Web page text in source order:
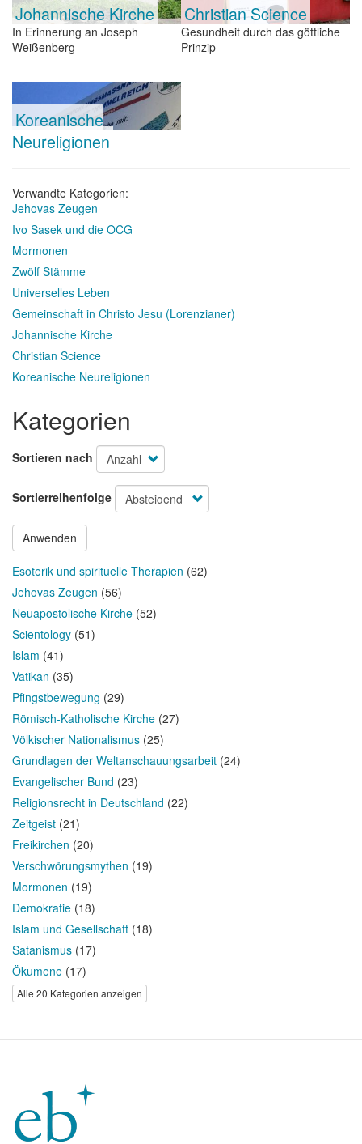
Johannische Kirche
In Erinnerung an Joseph
Weißenberg
Christian Science
Gesundheit durch das göttliche
Prinzip
Koreanische
Neureligionen
Verwandte Kategorien:
Jehovas Zeugen
Ivo Sasek und die OCG
Mormonen
Zwölf Stämme
Universelles Leben
Gemeinschaft in Christo Jesu (Lorenzianer)
Johannische Kirche
Christian Science
Koreanische Neureligionen
Kategorien
Sortieren nach
Sortierreihenfolge
Anwenden
Esoterik und spirituelle Therapien (62)
Jehovas Zeugen (56)
Neuapostolische Kirche (52)
Scientology (51)
Islam (41)
Vatikan (35)
Pfingstbewegung (29)
Römisch-Katholische Kirche (27)
Völkischer Nationalismus (25)
Grundlagen der Weltanschauungsarbeit (24)
Evangelischer Bund (23)
Religionsrecht in Deutschland (22)
Zeitgeist (21)
Freikirchen (20)
Verschwörungsmythen (19)
Mormonen (19)
Demokratie (18)
Islam und Gesellschaft (18)
Satanismus (17)
Ökumene (17)
Alle 20 Kategorien anzeigen